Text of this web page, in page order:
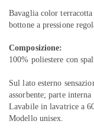
Bavaglia color
bottone a pressione
Composizione:
100% poliestere con
Sul lato esterno
assorbente; parte interna
Lavabile in lavatrice a
Modello unisex.